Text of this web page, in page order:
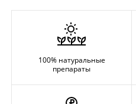
100% натуральные
препараты